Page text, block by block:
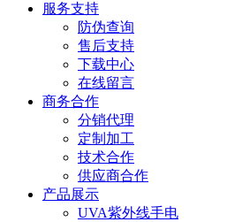
服务支持
防伪查询
售后支持
下载中心
在线留言
商务合作
分销代理
定制加工
技术合作
供应商合作
产品展示
UVA紫外线手电